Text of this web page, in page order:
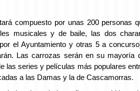
compuesto por unas 200 personas
musicales y de baile, las dos
el Ayuntamiento y otras 5 a
Las carrozas serán en su mayoría
las series y películas más populares
a las Damas y la de Cascamorras.